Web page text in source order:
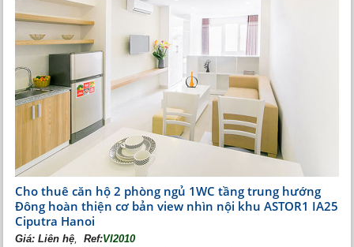
Phòng giải trí Vinhomes Riverside
Biệt thự Vinhomes Riverside
được thiết kế sang trọng,
yên tĩnh mang đến cho quý khách không gian sống thanh
bình.
Cho thuê căn hộ 2 phòng ngủ 1WC tầng trung hướng
Đông hoàn thiện cơ bản view nhìn nội khu ASTOR1 IA25
Ciputra Hanoi
Giá:Liên hệ Ref:VI2010